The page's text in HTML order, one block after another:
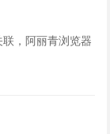
，阿丽青浏览器